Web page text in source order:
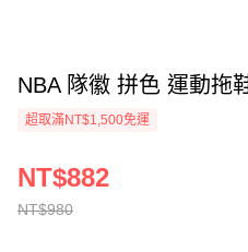
NBA 隊徽 拼色 運動拖
超取滿NT$1,500免運
NT$980
NT$882